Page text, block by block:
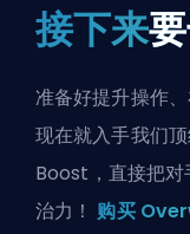
接下来
准备好提升操作
现在就入手我们
Boost，直接把对
治力！ 购买